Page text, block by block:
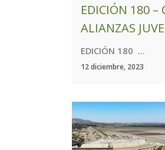
EDICIÓN 180 –
ALIANZAS
EDICIÓN 180 ...
12 diciembre, 2023